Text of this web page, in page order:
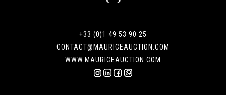
+33 (0)1 49 53 90 25
CONTACT@MAURICEAUCTION.COM
WWW.MAURICEAUCTION.COM